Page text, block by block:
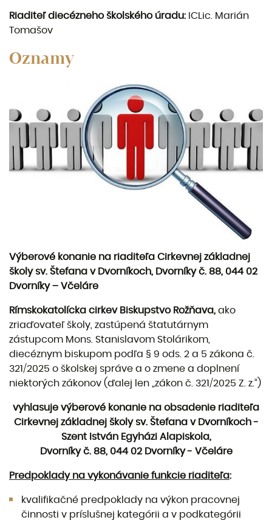
Riaditeľ diecézneho školského úradu: ICLic. Marián
Tomašov
Oznamy
Výberové konanie na riaditeľa Cirkevnej základnej
školy sv. Štefana v Dvorníkoch, Dvorníky č. 88, 044 02
Dvorníky – Včeláre
Rímskokatolícka cirkev Biskupstvo Rožňava, ako
zriaďovateľ školy, zastúpená štatutárnym
zástupcom Mons. Stanislavom Stolárikom,
diecéznym biskupom podľa § 9 ods. 2 a 5 zákona č.
321/2025 o školskej správe a o zmene a doplnení
niektorých zákonov (ďalej len „zákon č. 321/2025 Z. z.“)
vyhlasuje výberové konanie na obsadenie riaditeľa
Cirkevnej základnej školy sv. Štefana v Dvorníkoch -
Szent István Egyházi Alapiskola,
Dvorníky č. 88, 044 02 Dvorníky - Včeláre
Predpoklady na vykonávanie funkcie riaditeľa:
kvalifikačné predpoklady na výkon pracovnej
činnosti v príslušnej kategórii a v podkategórii